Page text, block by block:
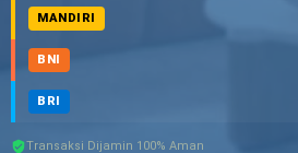
MANDIRI
BNI
BRI
Transaksi Dijamin 100% Aman